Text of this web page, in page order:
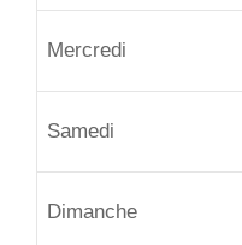
Mercredi
Samedi
Dimanche